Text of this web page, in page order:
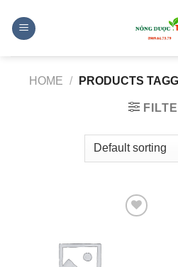
content
HOME / PRODUCTS